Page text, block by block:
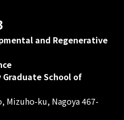
and Regenerative
School of
Mizuho-ku, Nagoya 467-